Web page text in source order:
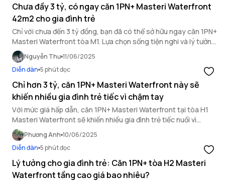
Chưa đầy 3 tỷ, có ngay căn 1PN+ Masteri Waterfront
42m2 cho gia đình trẻ
Chỉ với chưa đến 3 tỷ đồng, bạn đã có thể sở hữu ngay căn 1PN+
Masteri Waterfront tòa M1. Lựa chọn sống tiện nghi và lý tưởng
cho gia đình trẻ hiện đại.
Nguyễn Thư 11/06/2025
Diễn đàn 5 phút đọc
Chỉ hơn 3 tỷ, căn 1PN+ Masteri Waterfront này sẽ
khiến nhiều gia đình trẻ tiếc vì chậm tay
Với mức giá hấp dẫn, căn 1PN+ Masteri Waterfront tại tòa H1
Masteri Waterfront sẽ khiến nhiều gia đình trẻ tiếc nuối vì
không nhanh tay chớp lấy.
Phương Anh 10/06/2025
Diễn đàn 5 phút đọc
Lý tưởng cho gia đình trẻ: Căn 1PN+ tòa H2 Masteri
Waterfront tầng cao giá bao nhiêu?